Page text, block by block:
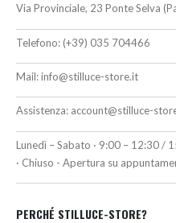
Via Provinciale, 23 Ponte Selva
Telefono: (+39) 035 704466
Mail:info@stilluce-store.it
Assistenza: account@stilluce-
Lunedì – Sabato · 9:00 – 12:30 /
· Chiuso - Apertura su
PERCHÉ STILLUCE-STORE?